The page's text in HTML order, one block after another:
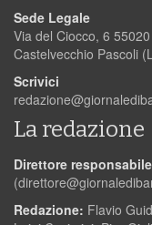
Sede Legale
Via del Ciocco, 6 55020
Castelvecchio Pascoli
Scrivici
La redazione
Direttore
(
Redazione: Flavio